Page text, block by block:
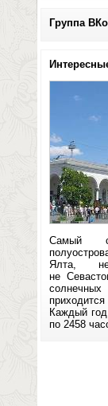
Группа
Самый
Ялта,
не
Каждый
по 2458